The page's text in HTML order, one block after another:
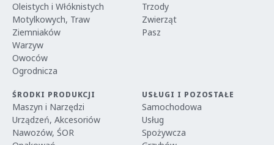
Oleistych i Włóknistych
Motylkowych, Traw
Ziemniaków
Warzyw
Owoców
Ogrodnicza
Trzody
Zwierząt
Pasz
ŚRODKI PRODUKCJI
Maszyn i Narzędzi
Urządzeń, Akcesoriów
Nawozów, ŚOR
USŁUGI I POZOSTAŁE
Samochodowa
Usług
Spożywcza